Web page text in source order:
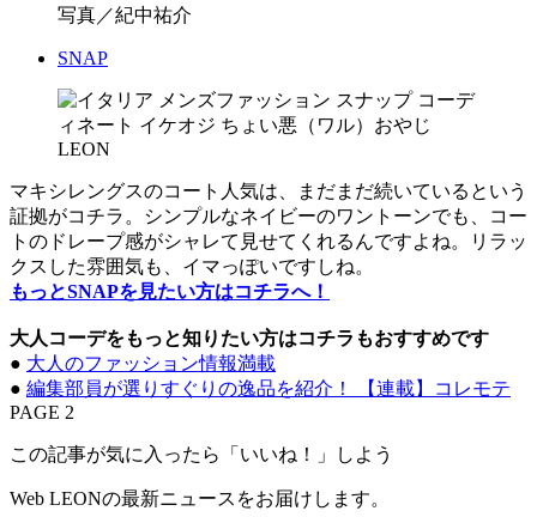
写真／紀中祐介
SNAP
マキシレングスのコート人気は、まだまだ続いているという
証拠がコチラ。シンプルなネイビーのワントーンでも、コー
トのドレープ感がシャレて見せてくれるんですよね。リラッ
クスした雰囲気も、イマっぽいですしね。
もっとSNAPを見たい方はコチラへ！
大人コーデをもっと知りたい方はコチラもおすすめです
● 大人のファッション情報満載
● 編集部員が選りすぐりの逸品を紹介！ 【連載】コレモテ
PAGE 2
この記事が気に入ったら「いいね！」しよう
Web LEONの最新ニュースをお届けします。